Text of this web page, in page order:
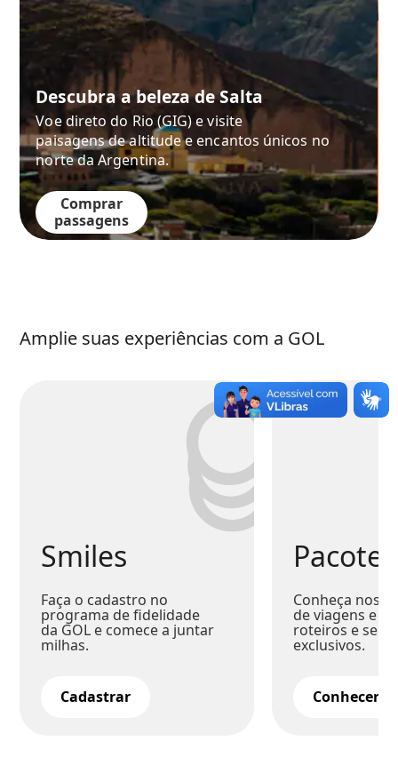
Descubra a beleza de Salta
Voe direto do Rio (GIG) e visite
paisagens de altitude e encantos únicos no
norte da Argentina.
Comprar
passagens
Amplie suas experiências com a GOL
Smiles
Faça o cadastro no
programa de fidelidade
da GOL e comece a juntar
milhas.
Cadastrar
Pacotes
Conheça
de viagens e
roteiros e
exclusivos.
Conhecer